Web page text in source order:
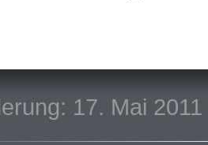
17. Mai